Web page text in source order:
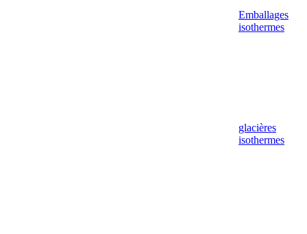
Emballages
isothermes
glacières
isothermes